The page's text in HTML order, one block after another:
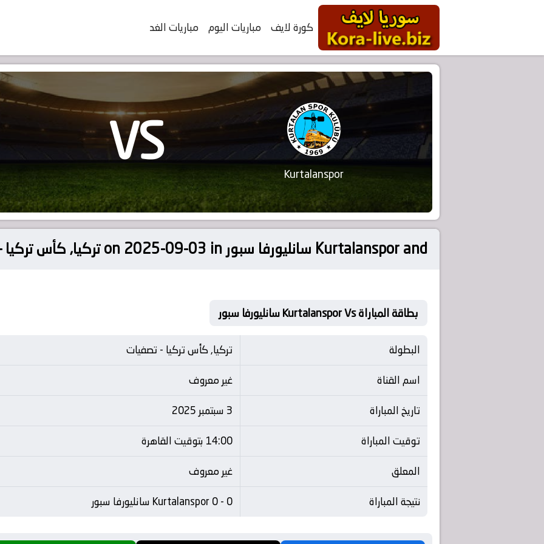
كورة لايف مباريات اليوم مباريات الغد
Kurtalanspor
VS
Kurtalanspor and سانليورفا سبور on 2025-09-03 in تركيا, كأس تركيا – تصفيات
بطاقة المباراة Kurtalanspor Vs سانليورفا سبور
البطولة
تركيا, كأس تركيا - تصفيات
اسم القناة
غير معروف
تاريخ المباراة
3 سبتمبر 2025
توقيت المباراة
14:00 بتوقيت القاهرة
المعلق
غير معروف
نتيجة المباراة
Kurtalanspor 0 - 0 سانليورفا سبور